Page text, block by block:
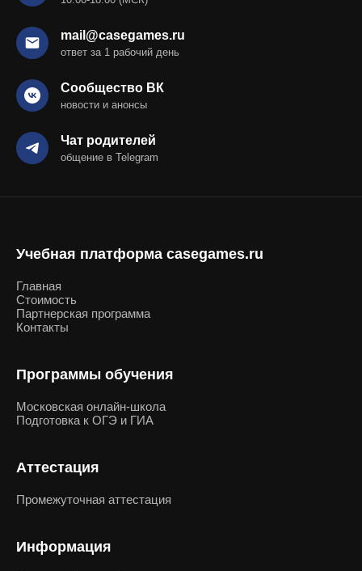
mail@casegames.ru
ответ за 1 рабочий день
Сообщество ВК
новости и анонсы
Чат родителей
общение в Telegram
Учебная платформа casegames.ru
Главная
Стоимость
Партнерская программа
Контакты
Программы обучения
Московская онлайн-школа
Подготовка к ОГЭ и ГИА
Аттестация
Промежуточная аттестация
Информация